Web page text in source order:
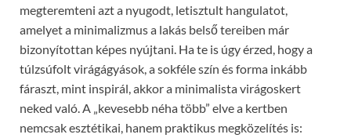
megteremteni azt a nyugodt, letisztult hangulatot,
amelyet a minimalizmus a lakás belső tereiben már
bizonyítottan képes nyújtani. Ha te is úgy érzed, hogy a
túlzsúfolt virágágyások, a sokféle szín és forma inkább
fáraszt, mint inspirál, akkor a minimalista virágoskert
neked való. A „kevesebb néha több” elve a kertben
nemcsak esztétikai, hanem praktikus megközelítés is: